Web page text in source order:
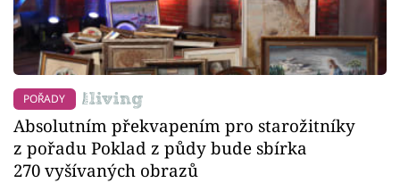
POŘADY
Absolutním překvapením pro starožitníky
z pořadu Poklad z půdy bude sbírka
270 vyšívaných obrazů